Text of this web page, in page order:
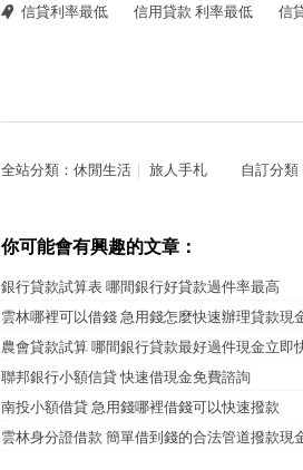
信貸利率最低 信用貸款 利率最低 信
全站分類： 休閒生活 旅人手札 自訂分類
你可能會有興趣的文章：
銀行貸款試算表 哪間銀行好貸款過件率最高
雲林哪裡可以借錢 急用錢怎麼快速辦理貸款現
農會貸款試算 哪間銀行貸款最好過件現金立即
聯邦銀行小額信貸 快速借現金免費諮詢
南投小額借貸 急用錢哪裡借錢可以快速撥款
雲林身分證借款 簡單借到錢的合法管道撥款現